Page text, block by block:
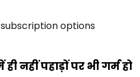
नहीं पहाड़ों पर भी गर्म हो